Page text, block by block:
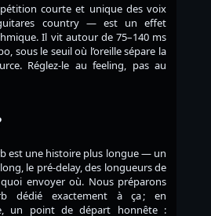
courte et unique des voix
country — est un effet
Il vit autour de 75–140 ms
sous le seuil où l’oreille sépare la
Réglez-le au feeling, pas au
est une histoire plus longue — un
le pré-delay, des longueurs de
envoyer où. Nous préparons
dédié exactement à ça ; en
un point de départ honnête :